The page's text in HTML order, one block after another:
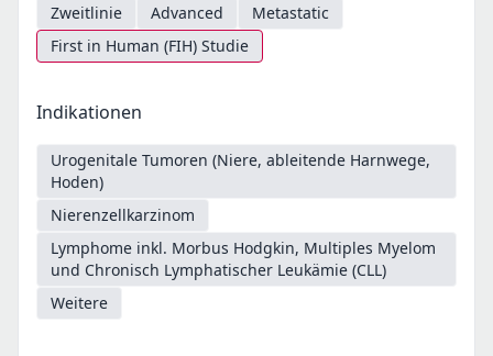
Zweitlinie
Advanced
Metastatic
First in Human (FIH) Studie
Indikationen
Urogenitale Tumoren (Niere, ableitende Harnwege,
Hoden)
Nierenzellkarzinom
Lymphome inkl. Morbus Hodgkin, Multiples Myelom
und Chronisch Lymphatischer Leukämie (CLL)
Weitere